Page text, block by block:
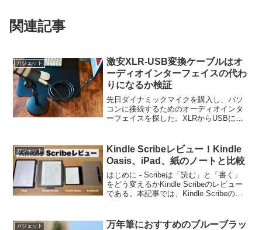
関連記事
ガジェット
激安XLR-USB変換ケーブルはオ
ーディオインターフェイスの代わ
りになるか検証
先日ダイナミックマイクを購入し、パソ
コンに接続するためのオーディオインタ
ーフェイスを探した。XLRからUSBにダ
くてもこのケーブル１本で代用できるの
ではと思い購入した。...
ガジェット
Kindle Scribeレビュー！Kindle
Oasis、iPad、紙のノートと比較
はじめに - Scribeは「読む」と「書く」
をどう変えるかKindle Scribeのレビュー
である。本記事では、Kindle Scribeの
からレビューを行う。比較...
ガジェット
万年筆におすすめのブルーブラッ